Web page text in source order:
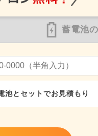
蓄電池
池とセットでお見積もり